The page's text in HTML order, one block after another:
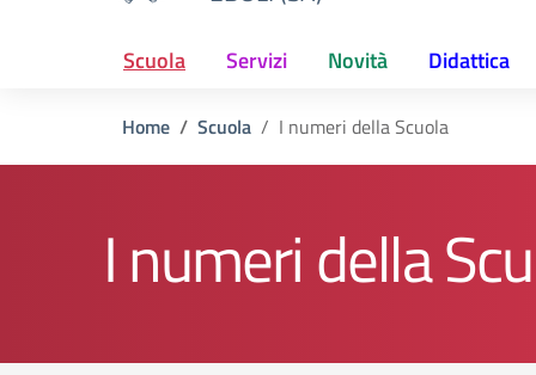
Scuola Servizi Novità Didattica
Home Scuola I numeri della Scuola
I numeri della